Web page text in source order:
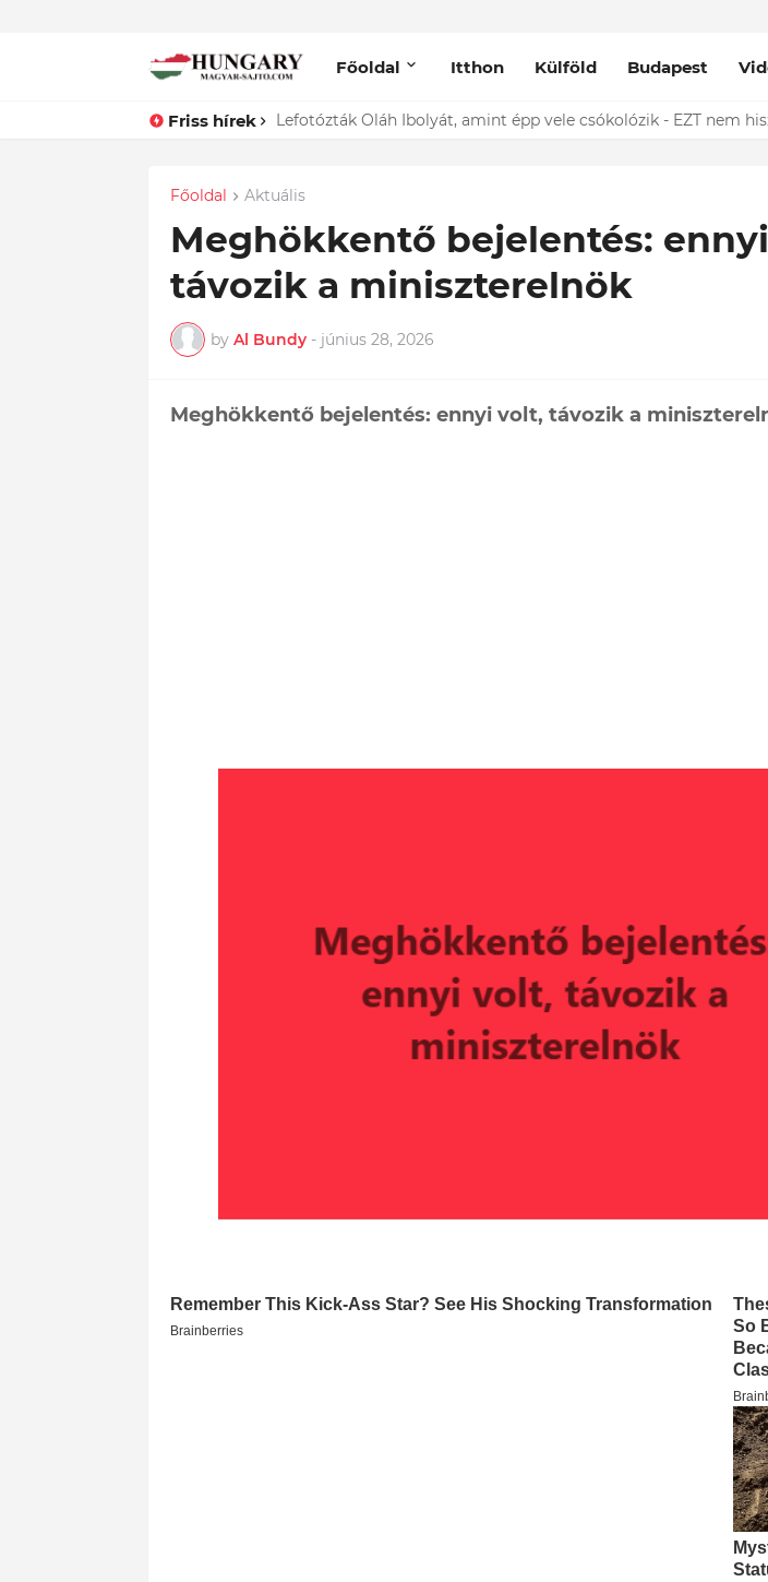
Főoldal Itthon Külföld Budapest
Friss hírek Lefotózták Oláh Ibolyát, amint épp vele csókolózik - EZT nem
Főoldal Aktuális
Meghökkentő bejelentés:
távozik a miniszterelnök
by Al Bundy - június 28, 2026
Meghökkentő bejelentés: ennyi volt, távozik a